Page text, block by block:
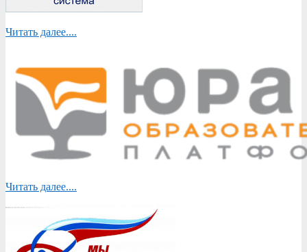
Читать далее....
Читать далее....